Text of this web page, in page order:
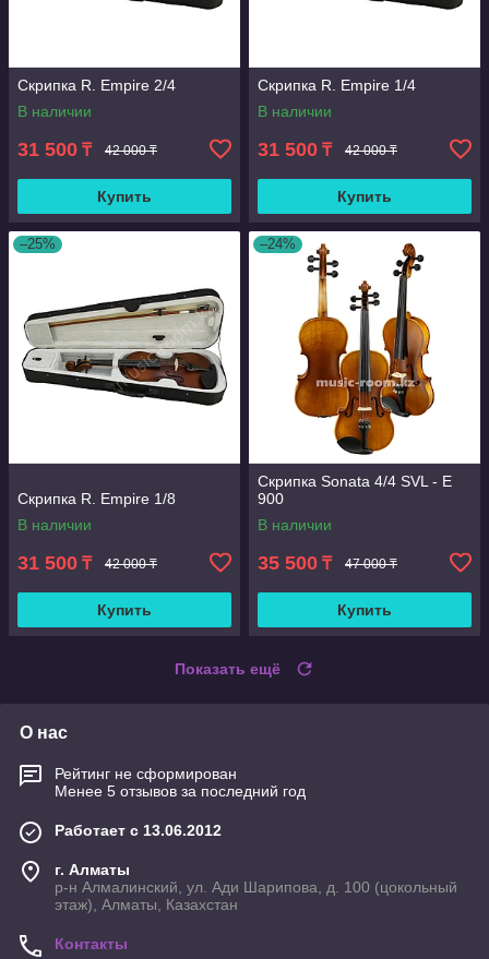
Скрипка R. Empire 2/4
В наличии
31 500 ₸ 42 000 ₸
Купить
Скрипка R. Empire 1/4
В наличии
31 500 ₸ 42 000 ₸
Купить
–25%
Скрипка R. Empire 1/8
В наличии
31 500 ₸ 42 000 ₸
Купить
–24%
Скрипка Sonata 4/4 SVL - E
900
В наличии
35 500 ₸ 47 000 ₸
Купить
Показать ещё
О нас
Рейтинг не сформирован
Менее 5 отзывов за последний год
Работает с 13.06.2012
г. Алматы
р-н Алмалинский, ул. Ади Шарипова, д. 100 (цокольный
этаж), Алматы, Казахстан
Контакты